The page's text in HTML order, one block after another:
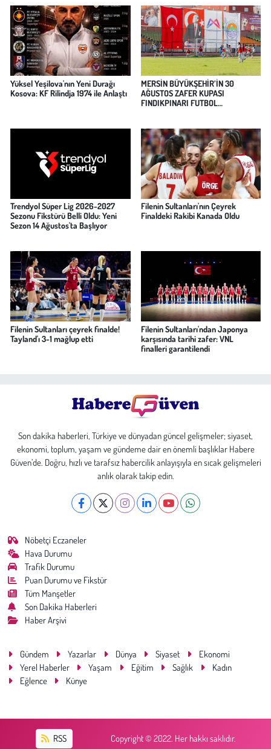
Yüksel Yeşilova'nın Yeni Durağı
Kosova: KF Rilindja 1974 ile Anlaştı
MERSİN BÜYÜKŞEHİR’İN 30
AĞUSTOS ZAFER KUPASI
FINDIKPINARI FUTBOL
Trendyol Süper Lig 2026-2027
Sezonu Fikstürü Belli Oldu: Yeni
Sezon 14 Ağustos'ta Başlıyor
Filenin Sultanları'nın Çeyrek
Finaldeki Rakibi Kanada Oldu
Filenin Sultanları çeyrek finalde!
Tayland'ı 3-1 mağlup etti
Filenin Sultanları'ndan Japonya
karşısında tarihi zafer: VNL
finalleri garantilendi
Son dakika haberleri, Türkiye ve dünyadan güncel gelişmeler; siyaset,
ekonomi, toplum, yaşam ve gündeme dair en önemli başlıklar Habere
Güven’de. Doğru, hızlı ve tarafsız habercilik anlayışıyla en sıcak gelişmeleri
anlık olarak takip edin.
Nöbetçi Eczaneler
Hava Durumu
Trafik Durumu
Puan Durumu ve Fikstür
Tüm Manşetler
Son Dakika Haberleri
Haber Arşivi
Gündem Yazarlar Dünya Siyaset
Ekonomi
Yerel Haberler
Yaşam Eğitim Sağlık
Kadın
Eğlence
Künye
RSS Copyright © 2022. Her hakkı saklıdır.